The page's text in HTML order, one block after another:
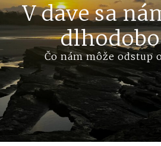
V dave sa
Čo nám môže odstup